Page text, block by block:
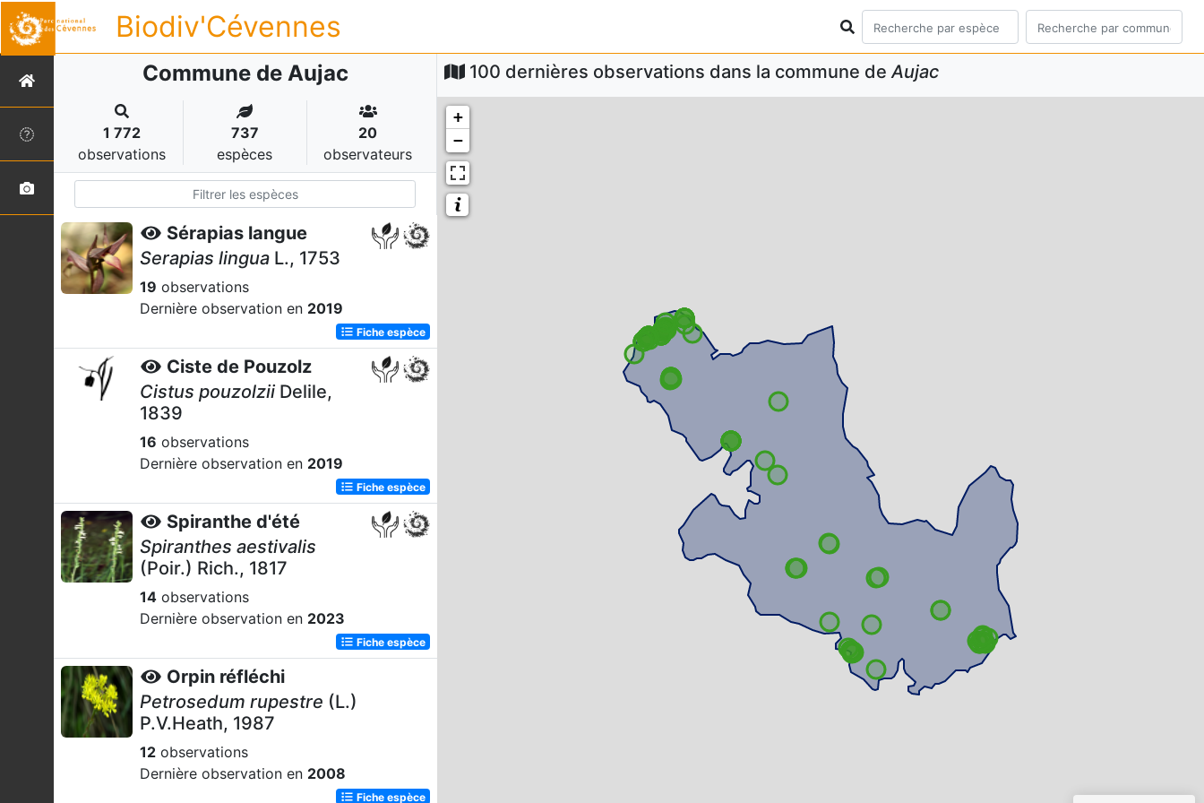
Biodiv'Cévennes
Commune de Aujac
1 772
observations
737
espèces
20
observateurs
Sérapias langue
Serapias lingua L., 1753
19 observations
Dernière observation en 2019
Fiche espèce
Ciste de Pouzolz
Cistus pouzolzii Delile,
1839
16 observations
Dernière observation en 2019
Fiche espèce
Spiranthe d'été
Spiranthes aestivalis
(Poir.) Rich., 1817
14 observations
Dernière observation en 2023
Fiche espèce
Orpin réfléchi
Petrosedum rupestre (L.)
P.V.Heath, 1987
12 observations
Dernière observation en 2008
Fiche espèce
100 dernières observations dans la commune deAujac
+
−